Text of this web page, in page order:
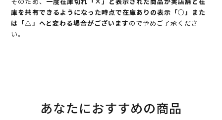
庫を共有できるようになった時点で在庫ありの表示「○」また
は「△」へと変わる場合がございますので予めご了承くださ
い。
あなたにおすすめの商品